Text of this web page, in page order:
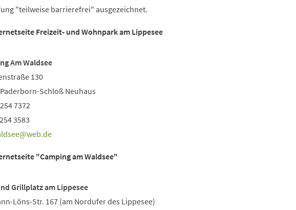
"teilweise barrierefrei" ausgezeichnet.
Freizeit- und Wohnpark am Lippesee
Am Waldsee
130
Schloß Neuhaus
7372
3583
web de
"Camping am Waldsee"
Grillplatz am Lippesee
Löns-Str. 167 (am Nordufer des Lippesee)